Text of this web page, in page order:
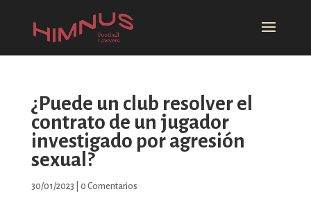
¿Puede un club resolver el
contrato de un jugador
investigado por agresión
sexual?
30/01/2023 0 Comentarios